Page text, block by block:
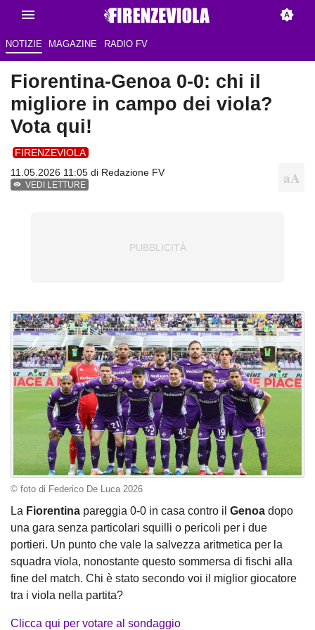
NOTIZIE MAGAZINE RADIO FV
Fiorentina-Genoa 0-0: chi il
migliore in campo dei viola?
Vota qui!
FIRENZEVIOLA
11.05.2026 11:05 di Redazione FV
VEDI LETTURE
© foto di Federico De Luca 2026
La Fiorentina pareggia 0-0 in casa contro il Genoa dopo
una gara senza particolari squilli o pericoli per i due
portieri. Un punto che vale la salvezza aritmetica per la
squadra viola, nonostante questo sommersa di fischi alla
fine del match. Chi è stato secondo voi il miglior giocatore
tra i viola nella partita?
Clicca qui per votare al sondaggio